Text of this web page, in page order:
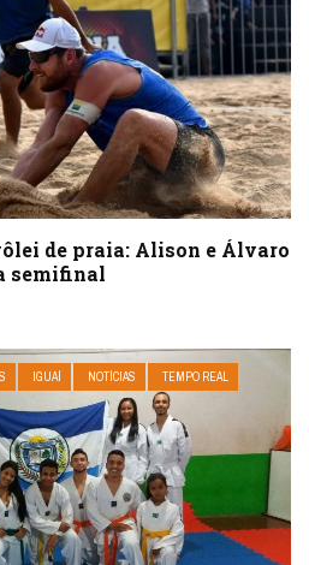
de praia: Alison e Álvaro
semifinal
IGUAÍ NOTÍCIAS TEMPO REAL